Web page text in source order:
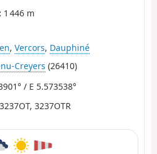
1 446 m
, Vercors, Dauphiné
Creyers (26410)
/ E 5.573538°
3237OTR